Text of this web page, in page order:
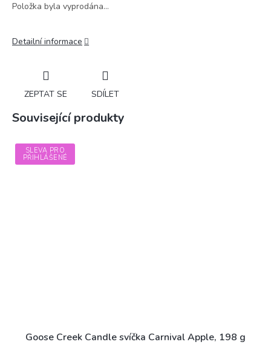
Položka byla vyprodána…
Detailní informace
ZEPTAT SE SDÍLET
Související produkty
SLEVA PRO
PŘIHLÁŠENÉ
Goose Creek Candle svíčka Carnival Apple, 198 g